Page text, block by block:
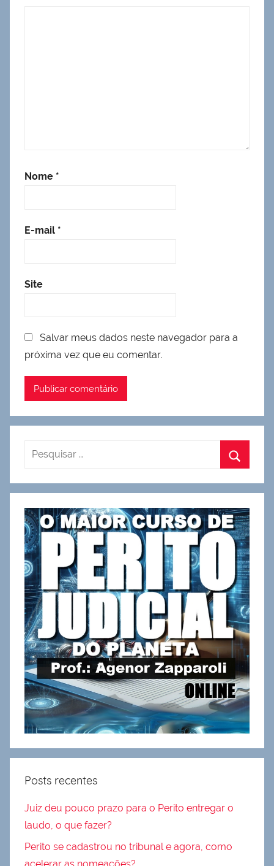
Nome *
E-mail *
Site
Salvar meus dados neste navegador para a
próxima vez que eu comentar.
Posts recentes
Juiz deu pouco prazo para o Perito entregar o
laudo, o que fazer?
Perito se cadastrou no tribunal e agora, como
acelerar as nomeações?